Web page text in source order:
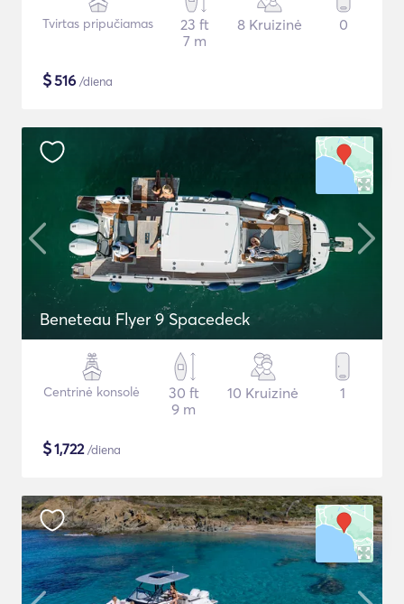
Tvirtas pripučiamas
23 ft
7 m
8 Kruizinė 0
$516 /diena
Beneteau Flyer 9 Spacedeck
Centrinė konsolė
30 ft
9 m
10 Kruizinė 1
$1,722/diena